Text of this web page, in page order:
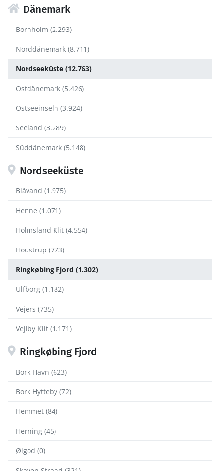
Dänemark
Bornholm (2.293)
Norddänemark (8.711)
Nordseeküste (12.763)
Ostdänemark (5.426)
Ostseeinseln (3.924)
Seeland (3.289)
Süddänemark (5.148)
Nordseeküste
Blåvand (1.975)
Henne (1.071)
Holmsland Klit (4.554)
Houstrup (773)
Ringkøbing Fjord (1.302)
Ulfborg (1.182)
Vejers (735)
Vejlby Klit (1.171)
Ringkøbing Fjord
Bork Havn (623)
Bork Hytteby (72)
Hemmet (84)
Herning (45)
Ølgod (0)